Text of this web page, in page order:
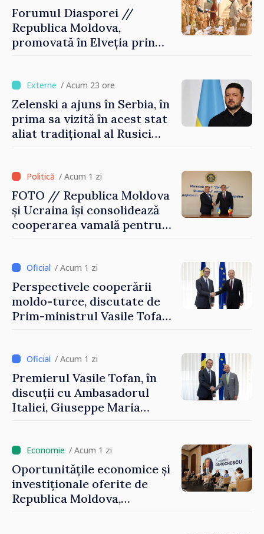
Forumul Diasporei //
Republica Moldova,
promovată în Elveția prin
/ Acum 23 ore
Zelenski a ajuns în Serbia, în
prima sa vizită în acest stat
aliat tradițional al Rusiei
/ Acum 1 zi
FOTO // Republica Moldova
și Ucraina își consolidează
cooperarea vamală pentru
Reuniune la Moghiliov-
Podolsk
/ Acum 1 zi
Perspectivele cooperării
moldo-turce, discutate de
Prim-ministrul Vasile Tofan
/ Acum 1 zi
Premierul Vasile Tofan, în
discuții cu Ambasadorul
Italiei, Giuseppe Maria
/ Acum 1 zi
Oportunitățile economice și
investiționale oferite de
Republica Moldova,